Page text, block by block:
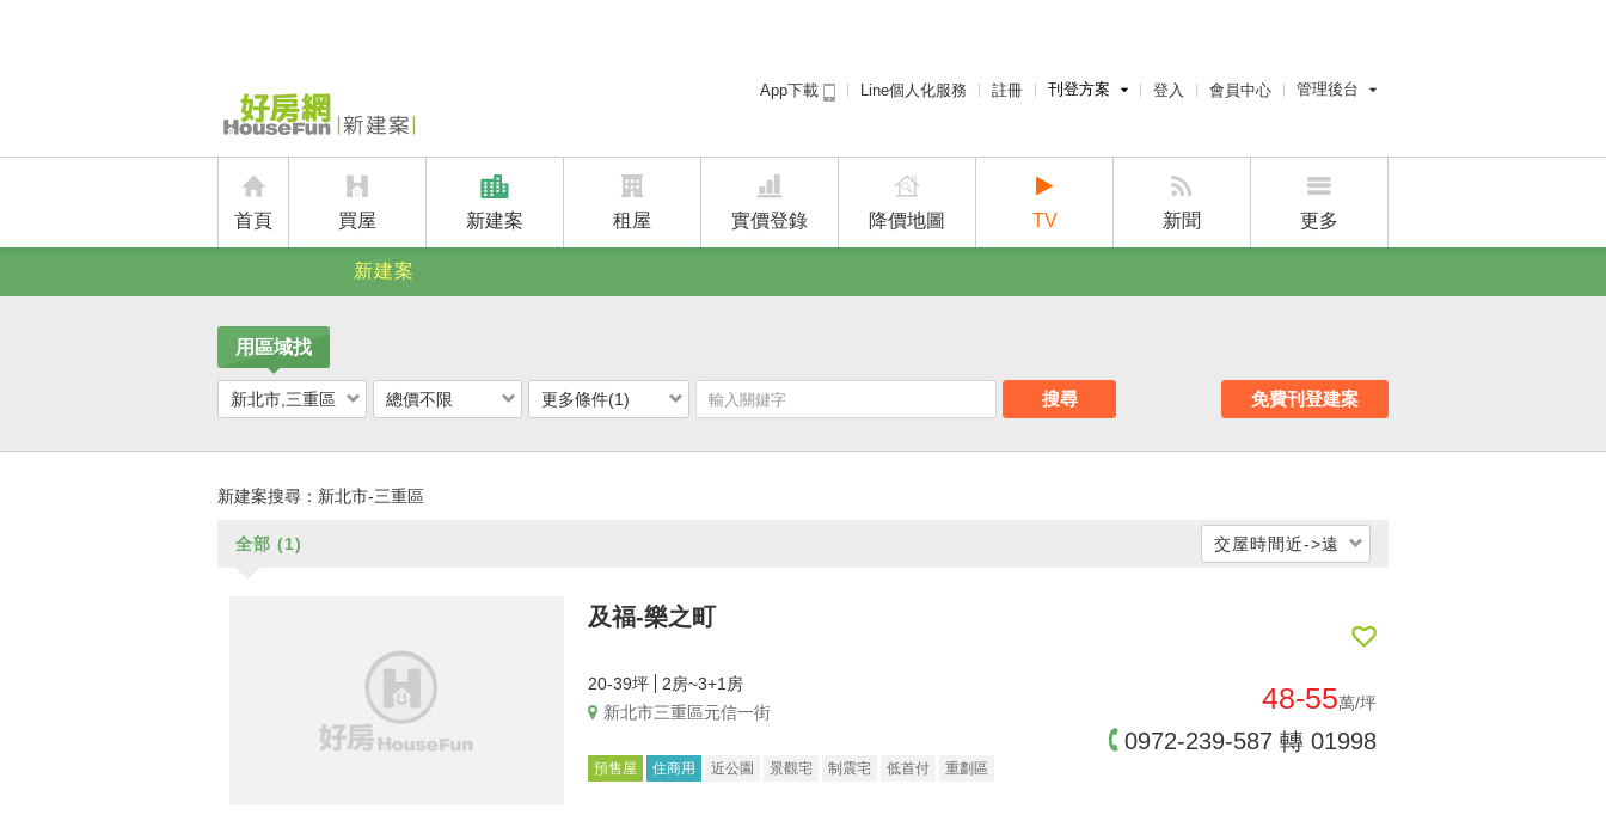
App下載 Line個人化服務 註冊 刊登方案
廣告刊登
建案刊登
登入 會員中心 管理後台
屋主管理後台
首頁 買屋 新建案 租屋 實價登錄 降價地圖 TV 新聞 更多
新建案
用區域找
新北市,三重區 總價不限 更多條件(1) 搜尋 免費刊登建案
新建案搜尋： 新北市-三重區
全部 (1) 交屋時間近->遠
公開銷售時間近->遠
交屋時間遠->近
及福-樂之町
20-39坪
2房~3+1房
新北市三重區元信一街
0972-239-587 轉 01998
48-55萬/坪
預售屋 住商用 近公園 景觀宅 制震宅 低首付 重劃區